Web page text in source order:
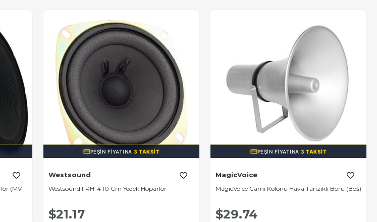
PEŞIN FIYATINA3 TAKSIT
Westsound
Westsound FRH-4 10 Cm Yedek Hoparlör
$21.17
PEŞIN FIYATINA3 TAKSIT
MagicVoice
MagicVoice Cami Kolonu Hava Tanzikli Boru (Boş)
$29.74